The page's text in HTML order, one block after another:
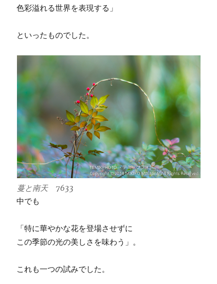
色彩溢れる世界を表現する」
といったものでした。
蔓と南天 7633
中でも
「特に華やかな花を登場させずに
この季節の光の美しさを味わう」。
これも一つの試みでした。